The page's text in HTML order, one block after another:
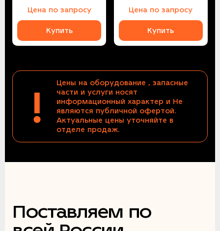
Цена по запросу
Купить
Цена по запросу
Купить
!
Цены на оборудование , запасные
части и услуги носят
информационный характер и Не
являются публичной офертой.
Актуальные цены уточняйте в
отделе продаж.
Поставляем по